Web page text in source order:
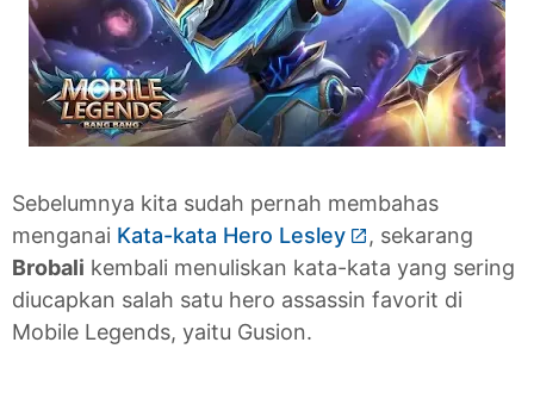
Sebelumnya kita sudah pernah membahas
menganai Kata-kata Hero Lesley
, sekarang
Brobali kembali menuliskan kata-kata yang sering
diucapkan salah satu hero assassin favorit di
Mobile Legends, yaitu Gusion.